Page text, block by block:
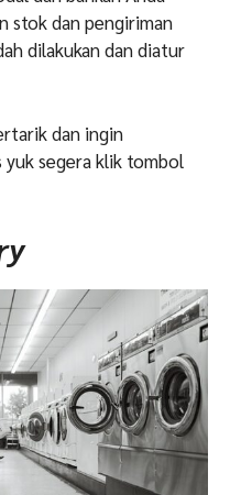
stok dan pengiriman
dilakukan dan diatur
dan ingin
yuk segera klik tombol